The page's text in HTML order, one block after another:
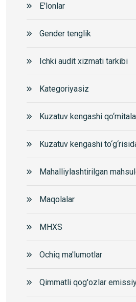
E'lonlar
Gender tenglik
Ichki audit xizmati tarkibi
Kategoriyasiz
Kuzatuv kengashi
Kuzatuv kengashi
Mahalliylashtirilgan
Maqolalar
MHXS
Ochiq ma'lumotlar
Qimmatli qog'ozlar